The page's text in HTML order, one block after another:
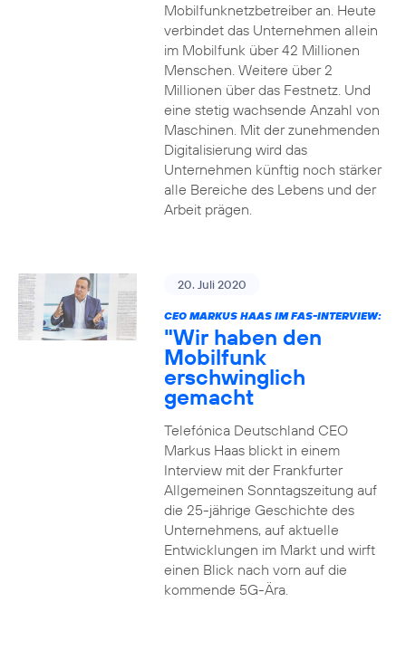
Mobilfunknetzbetreiber an. Heute
verbindet das Unternehmen allein
im Mobilfunk über 42 Millionen
Menschen. Weitere über 2
Millionen über das Festnetz. Und
eine stetig wachsende Anzahl von
Maschinen. Mit der zunehmenden
Digitalisierung wird das
Unternehmen künftig noch stärker
alle Bereiche des Lebens und der
Arbeit prägen.
20. Juli 2020
CEO MARKUS HAAS IM FAS-INTERVIEW:
"Wir haben den
Mobilfunk
erschwinglich
gemacht
Telefónica Deutschland CEO
Markus Haas blickt in einem
Interview mit der Frankfurter
Allgemeinen Sonntagszeitung auf
die 25-jährige Geschichte des
Unternehmens, auf aktuelle
Entwicklungen im Markt und wirft
einen Blick nach vorn auf die
kommende 5G-Ära.